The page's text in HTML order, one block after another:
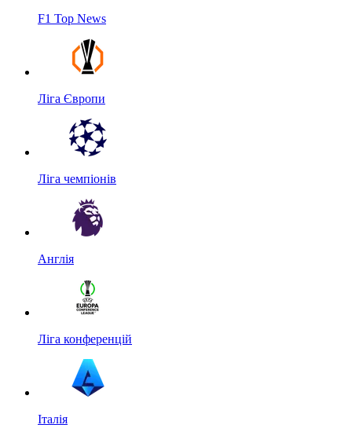
F1 Top News
Ліга Європи
Ліга чемпіонів
Англія
Ліга конференцій
Італія